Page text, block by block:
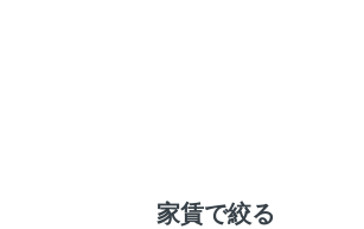
家賃で絞る